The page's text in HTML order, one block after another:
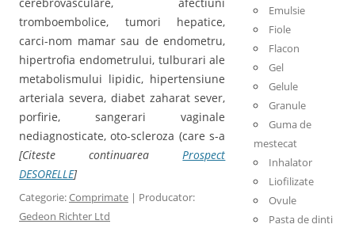
tromboembolice, tumori hepatice,
carci-nom mamar sau de endometru,
hipertrofia endometrului, tulburari ale
metabolismului lipidic, hipertensiune
arteriala severa, diabet zaharat sever,
porfirie, sangerari vaginale
nediagnosticate, oto-scleroza (care s-a
[Citeste continuareaProspect
DESORELLE]
Categorie:Comprimate | Producator:
Gedeon Richter Ltd
Emulsie
Fiole
Flacon
Gel
Gelule
Granule
Guma de
mestecat
Inhalator
Liofilizate
Ovule
Pasta de dinti